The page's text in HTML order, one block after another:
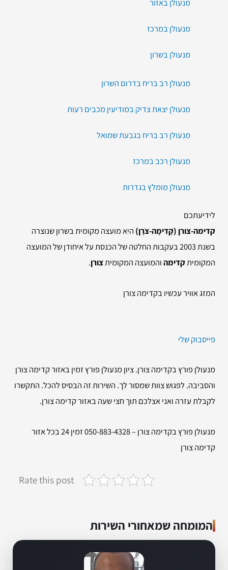
מנעולן באזור
מנעולן במרכז
מנעולן בשרון
מנעולן רב בריח בדרום השרון
מנעולן יצאת צדיק במודיעין מכבים רעות
מנעולן רב בריח בגבעת שמואל
מנעולן רכב במרכז
מנעולן מומלץ בגדרות
לידיעתכם
קדימה-צורן (קָדִימָה-צֹרָן) היא מועצה מקומית בשרון שנוצרה
בשנת 2003 בעקבות החלטה של הכנסת על איחודן של המועצה
המקומיתקדימהוהמועצה המקומיתצורן.
המזג אוויר עכשיו בקדימה צורן
פייסבוק שלי
מנעולן פורץ בקדימה צורן. ציון מנעולן פורץ זמין באזור קדימה צורן
והסביבה. לפגוש צוות שמסור לך. השירות זה הבסיס להכל. התקשרו
לקבלת עזרה ואני אצלכם תוך חצי שעה באזור קדימה צורן.
מנעולן פורץ בקדימה צורן – 050-883-4328 זמין 24 בכל אזור
קדימה צורן
Rate this post
המומחה שמאחורי השירות